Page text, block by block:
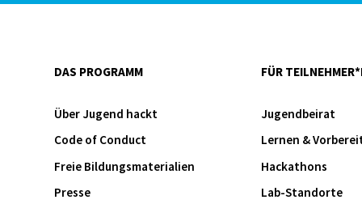
DAS PROGRAMM
Über Jugend hackt
Code of Conduct
Freie Bildungsmaterialien
Presse
FÜR
Jugendbeirat
Lernen &
Hackathons
Lab-Standorte